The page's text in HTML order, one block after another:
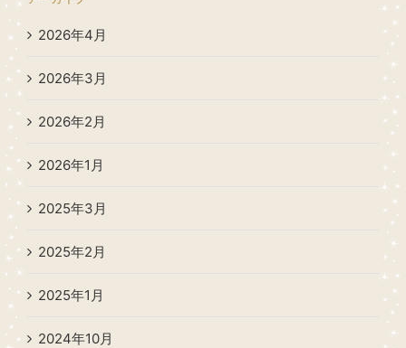
2026年4月
2026年3月
2026年2月
2026年1月
2025年3月
2025年2月
2025年1月
2024年10月